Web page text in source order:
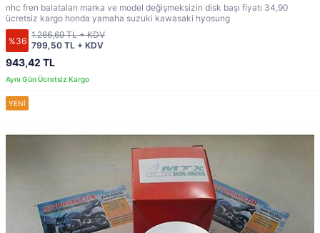
nhc fren balataları marka ve model değişmeksizin disk başı fiyatı 34,90
ücretsiz kargo honda yamaha suzuki kawasaki hyosung
%36
943,42 TL
799,50 TL + KDV
1.266,69 TL + KDV